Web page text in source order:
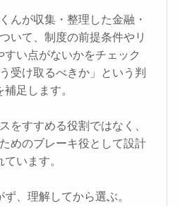
んが収集・整理した金融・
いて、制度の前提条件やリ
すい点がないかをチェック
受け取るべきか」という判
補足します。
をすすめる役割ではなく、
めのブレーキ役として設計
ています。
、理解してから選ぶ。